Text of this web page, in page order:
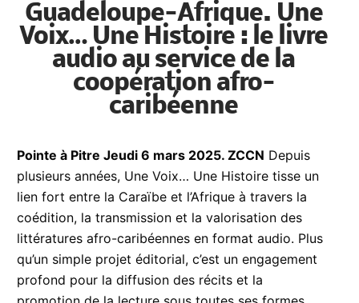
Guadeloupe-Afrique. Une
Voix… Une Histoire : le livre
audio au service de la
coopération afro-
caribéenne
Pointe à Pitre Jeudi 6 mars 2025. ZCCN Depuis
plusieurs années, Une Voix… Une Histoire tisse un
lien fort entre la Caraïbe et l’Afrique à travers la
coédition, la transmission et la valorisation des
littératures afro-caribéennes en format audio. Plus
qu’un simple projet éditorial, c’est un engagement
profond pour la diffusion des récits et la